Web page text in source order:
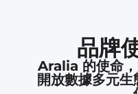
品牌
Aralia 的使命
開放數據多元